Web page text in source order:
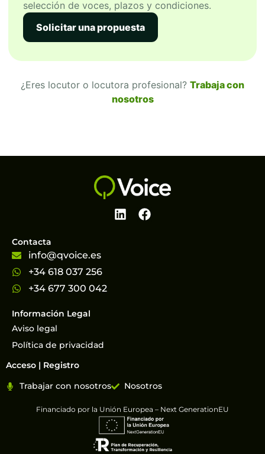
selección de voces, plazos y condiciones.
Solicitar una propuesta
¿Eres locutor o locutora profesional? Trabaja con
nosotros
Información Legal
Aviso legal
Política de privacidad
Contacta
info@qvoice.es
+34 618 037 256
+34 677 300 042
Acceso | Registro
Trabajar con nosotros
Nosotros
Financiado por la Unión Europea – Next GenerationEU